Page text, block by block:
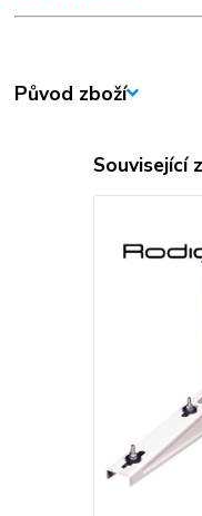
Původ zboží
Související